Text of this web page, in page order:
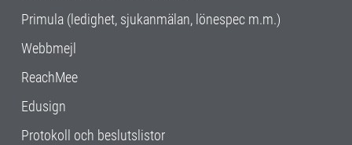
Primula (ledighet, sjukanmälan, lönespec m.m.)
Webbmejl
ReachMee
Edusign
Protokoll och beslutslistor